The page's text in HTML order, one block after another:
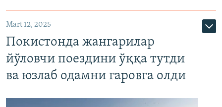
Mart 12, 2025
Покистонда жангарилар
йўловчи поездини ўққа тутди
ва юзлаб одамни гаровга олди